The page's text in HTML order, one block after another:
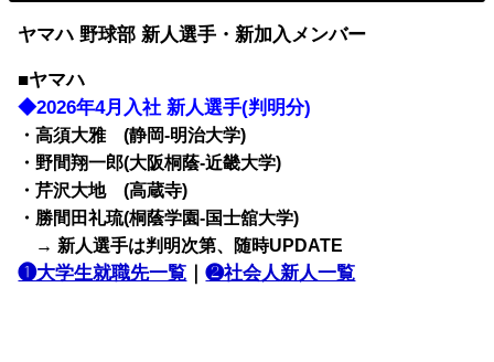
ヤマハ 野球部 新人選手・新加入メンバー
■ヤマハ
◆2026年4月入社 新人選手(判明分)
・高須大雅 (静岡-明治大学)
・野間翔一郎(大阪桐蔭-近畿大学)
・芹沢大地 (高蔵寺)
・勝間田礼琉(桐蔭学園-国士舘大学)
→ 新人選手は判明次第、随時UPDATE
❶大学生就職先一覧 ｜❷社会人新人一覧